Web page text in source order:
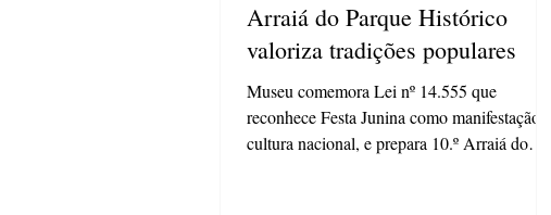
Arraiá do Parque Histórico
valoriza tradições populares
Museu comemora Lei nº 14.555 que
reconhece Festa Junina como manifestação da
cultura nacional, e prepara 10.º Arraiá do